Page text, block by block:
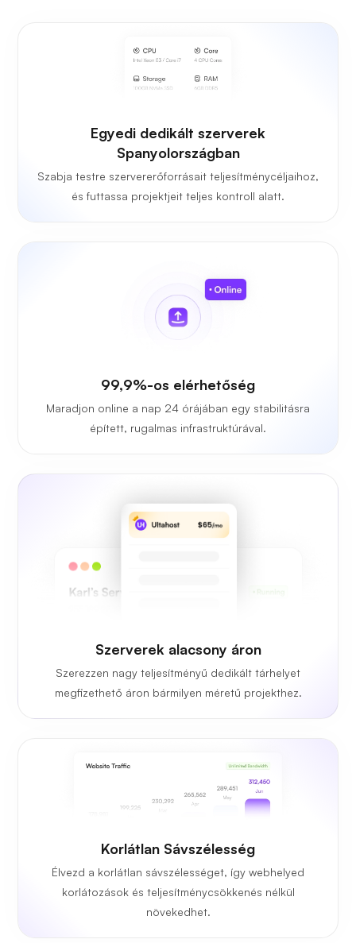
Egyedi dedikált szerverek
Spanyolországban
Szabja testre szervererőforrásait teljesítménycéljaihoz,
és futtassa projektjeit teljes kontroll alatt.
99,9%-os elérhetőség
Maradjon online a nap 24 órájában egy stabilitásra
épített, rugalmas infrastruktúrával.
Szerverek alacsony áron
Szerezzen nagy teljesítményű dedikált tárhelyet
megfizethető áron bármilyen méretű projekthez.
Korlátlan Sávszélesség
Élvezd a korlátlan sávszélességet, így webhelyed
korlátozások és teljesítménycsökkenés nélkül
növekedhet.